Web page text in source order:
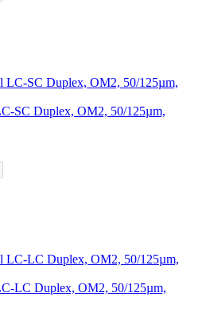
SC Duplex, OM2, 50/125µm,
LC Duplex, OM2, 50/125µm,